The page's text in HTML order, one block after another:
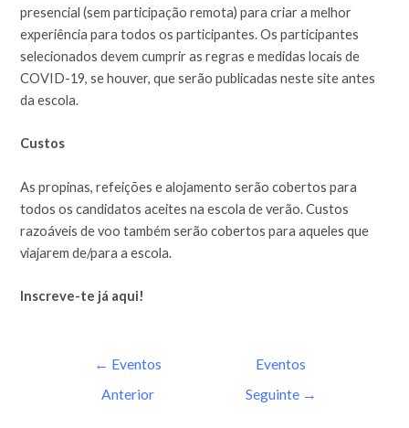
presencial (sem participação remota) para criar a melhor
experiência para todos os participantes. Os participantes
selecionados devem cumprir as regras e medidas locais de
COVID-19, se houver, que serão publicadas neste site antes
da escola.
Custos
As propinas, refeições e alojamento serão cobertos para
todos os candidatos aceites na escola de verão. Custos
razoáveis de voo também serão cobertos para aqueles que
viajarem de/para a escola.
Inscreve-te já aqui!
← Eventos
Anterior
Eventos
Seguinte →